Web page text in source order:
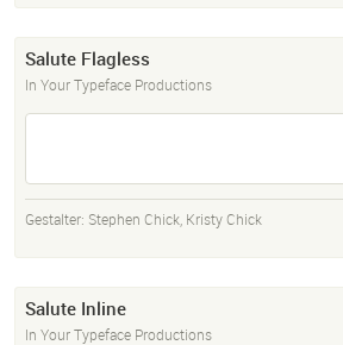
Salute Flagless
In Your Typeface Productions
Gestalter: Stephen Chick, Kristy Chick
Salute Inline
In Your Typeface Productions